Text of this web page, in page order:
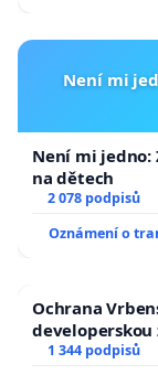
Není mi
Není mi jedno:
na dětech
2 078 podpisů
Oznámení o
Ochrana
developerskou
1 344 podpisů